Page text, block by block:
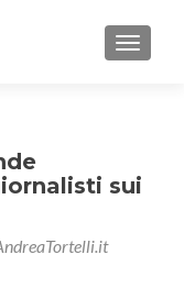
sui